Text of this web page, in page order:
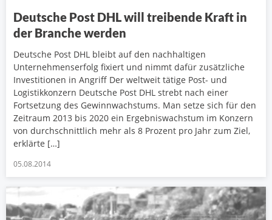
Deutsche Post DHL will treibende Kraft in
der Branche werden
Deutsche Post DHL bleibt auf den nachhaltigen
Unternehmenserfolg fixiert und nimmt dafür zusätzliche
Investitionen in Angriff Der weltweit tätige Post- und
Logistikkonzern Deutsche Post DHL strebt nach einer
Fortsetzung des Gewinnwachstums. Man setze sich für den
Zeitraum 2013 bis 2020 ein Ergebniswachstum im Konzern
von durchschnittlich mehr als 8 Prozent pro Jahr zum Ziel,
erklärte […]
05.08.2014